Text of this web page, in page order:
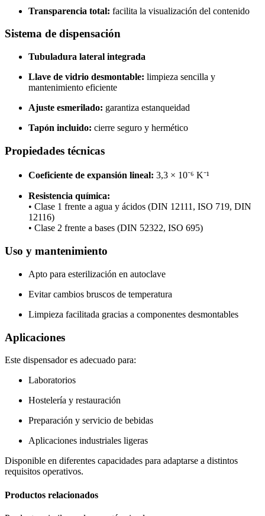
Transparencia total: facilita la visualización del contenido
Sistema de dispensación
Tubuladura lateral integrada
Llave de vidrio desmontable: limpieza sencilla y
mantenimiento eficiente
Ajuste esmerilado: garantiza estanqueidad
Tapón incluido: cierre seguro y hermético
Propiedades técnicas
Coeficiente de expansión lineal: 3,3 × 10⁻⁶ K⁻¹
Resistencia química:
• Clase 1 frente a agua y ácidos (DIN 12111, ISO 719, DIN
12116)
• Clase 2 frente a bases (DIN 52322, ISO 695)
Uso y mantenimiento
Apto para esterilización en autoclave
Evitar cambios bruscos de temperatura
Limpieza facilitada gracias a componentes desmontables
Aplicaciones
Este dispensador es adecuado para:
Laboratorios
Hostelería y restauración
Preparación y servicio de bebidas
Aplicaciones industriales ligeras
Disponible en diferentes capacidades para adaptarse a distintos
requisitos operativos.
Productos relacionados